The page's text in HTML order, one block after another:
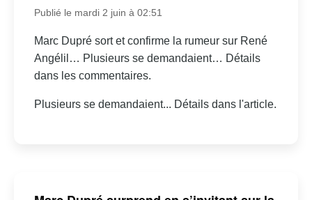
Publié le mardi 2 juin à 02:51
Marc Dupré sort et confirme la rumeur sur René
Angélil… Plusieurs se demandaient… Détails
dans les commentaires.
Plusieurs se demandaient... Détails dans l'article.